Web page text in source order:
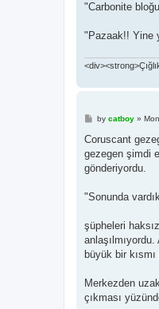
"Carbonite
"Pazaak!! Yine
P
s
by catboy»
Coruscant
gezegen şimdi
gönderiyordu.
"Sonunda
şüpheleri
büyük bir
Merkezden
çıkması